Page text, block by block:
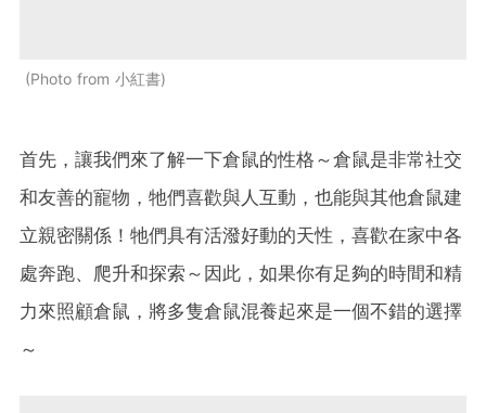
Photo from 小紅書
首先，讓我們來了解一下倉鼠的性格～倉鼠是非常社交
和友善的寵物，牠們喜歡與人互動，也能與其他倉鼠建
立親密關係！牠們具有活潑好動的天性，喜歡在家中各
處奔跑、爬升和探索～因此，如果你有足夠的時間和精
力來照顧倉鼠，將多隻倉鼠混養起來是一個不錯的選擇
～